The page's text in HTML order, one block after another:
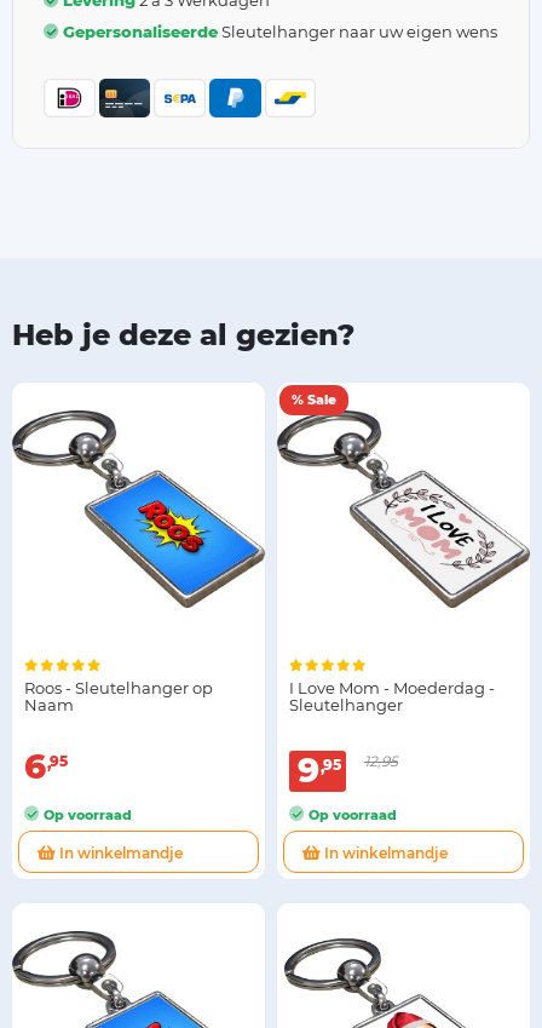
GepersonaliseerdeSleutelhanger naar uw eigen wens
Heb je deze al gezien?
Roos - Sleutelhanger op
Naam
6 95
Op voorraad
In winkelmandje
% Sale
I Love Mom - Moederdag -
Sleutelhanger
9 95 12,95
Op voorraad
In winkelmandje